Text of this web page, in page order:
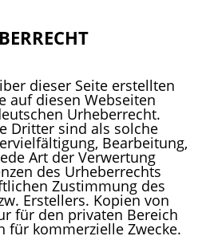
dieser Seite erstellten
auf diesen Webseiten
Urheberrecht.
Dritter sind als solche
Bearbeitung,
Art der Verwertung
des Urheberrechts
Zustimmung des
Erstellers. Kopien von
für den privaten Bereich
für kommerzielle Zwecke.